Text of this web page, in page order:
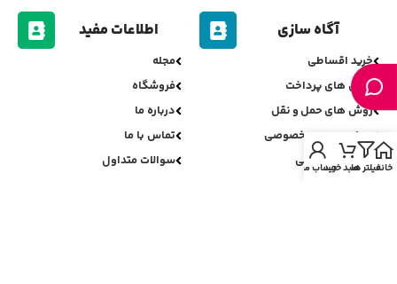
آگاه سازی
خرید اقساطی
روش های پرداخت
روش های حمل و نقل
سیاست حریم خصوصی
سیاست مرجوعی
اطلاعات مفید
مجله
فروشگاه
درباره ما
تماس با ما
سوالات متداول
خانهفیلتر هاسبد خریدحساب من